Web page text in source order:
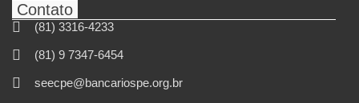
Contato
(81) 3316-4233
(81) 9 7347-6454
seecpe@bancariospe.org.br